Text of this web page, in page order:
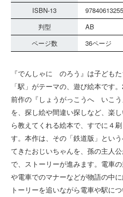
ISBN-13
判型
AB
ページ数
36ページ
『でんしゃに のろう』は子どもた
「駅」がテーマの、遊び絵本です
前作の『しょうがっこうへ いこ
を、探し絵や間違い探しなど、楽
ら教えてくれる絵本で、すでに４
す。本作は、その「鉄道版」とい
てきたおじいちゃんを、孫の主人
で、ストーリーが進みます。電車
や電車でのマナーなどが物語の中
トーリーを追いながら電車や駅に